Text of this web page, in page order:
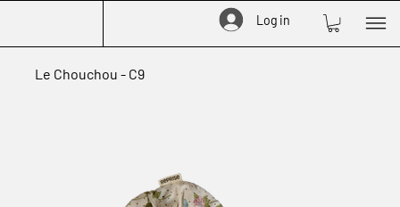
Log in
Le Chouchou - C9